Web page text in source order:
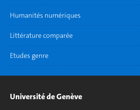
Humanités numériques
Littérature comparée
Etudes genre
Université de Genève